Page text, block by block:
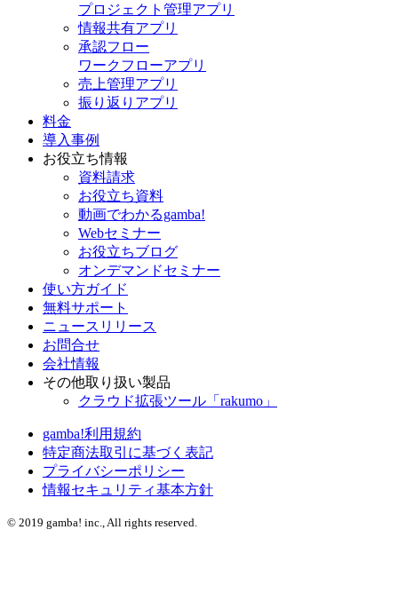
プロジェクト管理アプリ
情報共有アプリ
承認フロー
ワークフローアプリ
売上管理アプリ
振り返りアプリ
料金
導入事例
お役立ち情報
資料請求
お役立ち資料
動画でわかるgamba!
Webセミナー
お役立ちブログ
オンデマンドセミナー
使い方ガイド
無料サポート
ニュースリリース
お問合せ
会社情報
その他取り扱い製品
クラウド拡張ツール「rakumo」
gamba!利用規約
特定商法取引に基づく表記
プライバシーポリシー
情報セキュリティ基本方針
© 2019 gamba! inc., All rights reserved.